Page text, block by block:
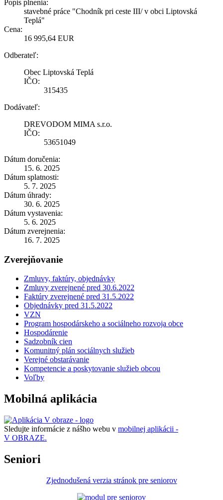
Popis plnenia:
stavebné práce "Chodník pri ceste III/ v obci Liptovská
Teplá"
Cena:
16 995,64 EUR
Odberateľ:
Obec Liptovská Teplá
IČO:
315435
Dodávateľ:
DREVODOM MIMA s.r.o.
IČO:
53651049
Dátum doručenia:
15. 6. 2025
Dátum splatnosti:
5. 7. 2025
Dátum úhrady:
30. 6. 2025
Dátum vystavenia:
5. 6. 2025
Dátum zverejnenia:
16. 7. 2025
Zverejňovanie
Zmluvy, faktúry, objednávky
Zmluvy zverejnené pred 30.6.2022
Faktúry zverejnené pred 31.5.2022
Objednávky pred 31.5.2022
VZN
Program hospodárskeho a sociálneho rozvoja obce
Hospodárenie
Sadzobník cien
Komunitný plán sociálnych služieb
Verejné obstarávanie
Kompetencie a poskytovanie služieb obcou
Voľby
Mobilná aplikácia
Sledujte informácie z nášho webu v mobilnej aplikácii -
V OBRAZE.
Seniori
Zjednodušená verzia stránok pre seniorov